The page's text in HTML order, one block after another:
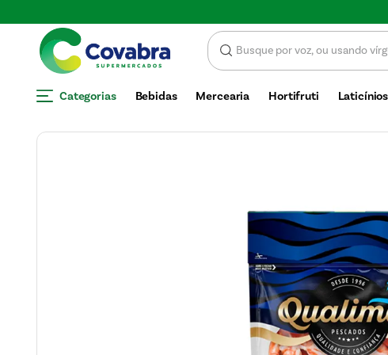
Categorias Bebidas Mercearia Hortifruti Laticínios